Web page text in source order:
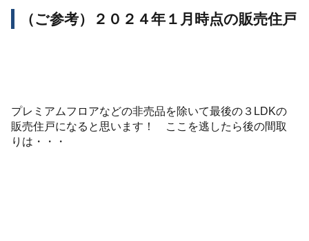
（ご参考）２０２４年１月時点の販売住戸
プレミアムフロアなどの非売品を除いて最後の３LDKの
販売住戸になると思います！ ここを逃したら後の間取
りは・・・